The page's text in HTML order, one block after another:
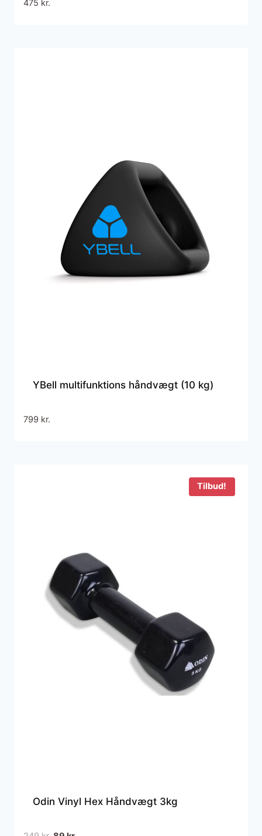
475 kr.
YBell multifunktions håndvægt (10 kg)
799 kr.
Tilbud!
Odin Vinyl Hex Håndvægt 3kg